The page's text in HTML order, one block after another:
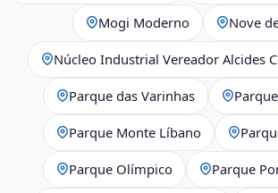
Mogi Moderno Nove
Núcleo Industrial Vereador Alcides
Parque das Varinhas
Parque Monte Líbano
Parque Olímpico Parque